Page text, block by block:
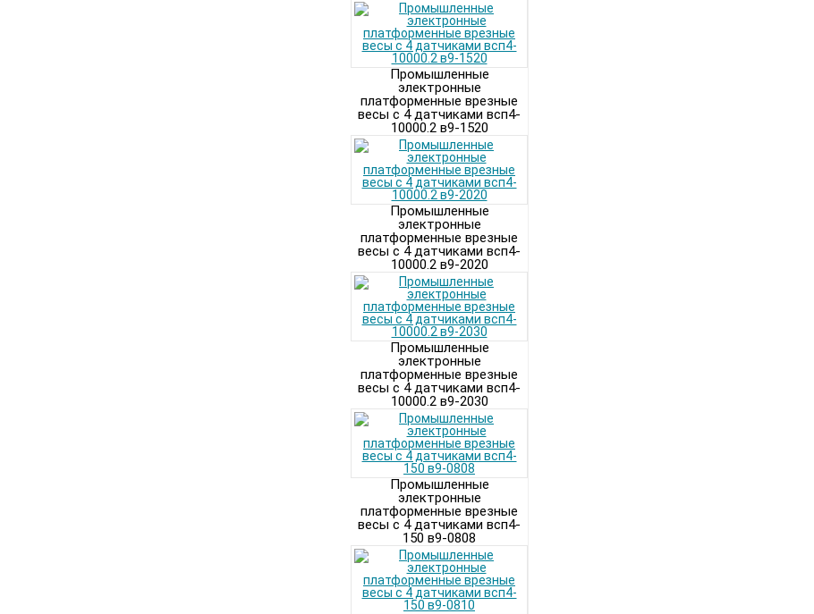
Промышленные
электронные
платформенные врезные
весы с 4 датчиками всп4-
10000.2 в9-1520
Промышленные
электронные
платформенные врезные
весы с 4 датчиками всп4-
10000.2 в9-2020
Промышленные
электронные
платформенные врезные
весы с 4 датчиками всп4-
10000.2 в9-2030
Промышленные
электронные
платформенные врезные
весы с 4 датчиками всп4-
150 в9-0808